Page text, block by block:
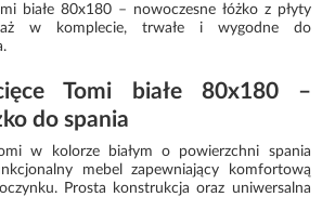
białe 80x180 – nowoczesne łóżko z płyty
w komplecie, trwałe i wygodne do
Tomi białe 80x180 –
do spania
w kolorze białym o powierzchni spania
mebel zapewniający komfortową
Prosta konstrukcja oraz uniwersalna